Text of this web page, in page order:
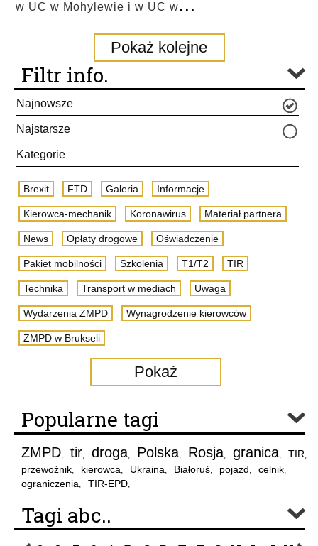
w UC w Mohylewie i w UC w
Pokaż kolejne
Filtr info.
Najnowsze
Najstarsze
Kategorie
Brexit FTD Galeria Informacje
Kierowca-mechanik Koronawirus Materiał partnera
News Opłaty drogowe Oświadczenie
Pakiet mobilności Szkolenia T1/T2 TIR
Technika Transport w mediach Uwaga
Wydarzenia ZMPD Wynagrodzenie kierowców
ZMPD w Brukseli
Pokaż
Popularne tagi
ZMPD, tir, droga, Polska, Rosja, granica, TIR,
przewoźnik, kierowca, Ukraina, Białoruś, pojazd, celnik,
ograniczenia, TIR-EPD,
Tagi abc..